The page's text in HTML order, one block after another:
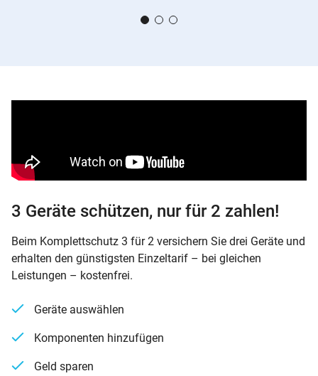
3 Geräte schützen, nur für 2 zahlen!
Beim Komplettschutz 3 für 2 versichern Sie drei Geräte und
erhalten den günstigsten Einzeltarif – bei gleichen
Leistungen – kostenfrei.
Geräte auswählen
Komponenten hinzufügen
Geld sparen